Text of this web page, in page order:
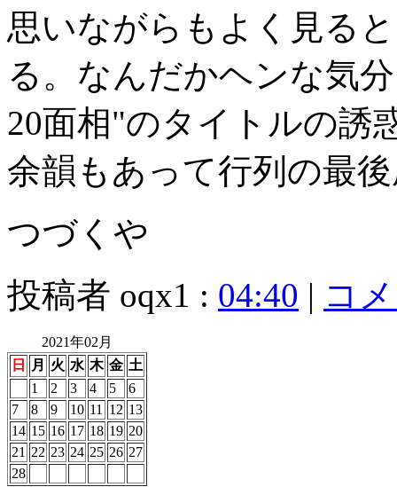
思いながらもよく見る
る。なんだかヘンな気
20面相"のタイトルの誘
余韻もあって行列の最
つづくや
投稿者 oqx1 : 04:40 | コ
2021年02月
日
月 火 水 木 金 土
1
2 3 4 5
6
7
8 9 10 11 12 13
14 15 16 17 18 19 20
21 22 23 24 25 26 27
28